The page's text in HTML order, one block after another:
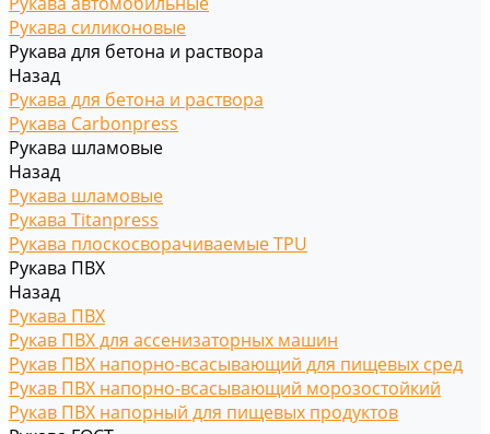
Рукава силиконовые
Рукава для бетона и раствора
Назад
Рукава для бетона и раствора
Рукава Carbonpress
Рукава шламовые
Назад
Рукава шламовые
Рукава Titanpress
Рукава плоскосворачиваемые TPU
Рукава ПВХ
Назад
Рукава ПВХ
Рукав ПВХ для ассенизаторных машин
Рукав ПВХ напорно-всасывающий для пищевых сред
Рукав ПВХ напорно-всасывающий морозостойкий
Рукав ПВХ напорный для пищевых продуктов